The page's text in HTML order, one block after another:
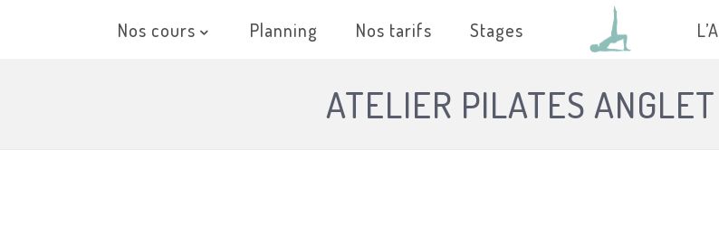
Nos cours Planning Nos tarifs Stages
ATELIER PILATES